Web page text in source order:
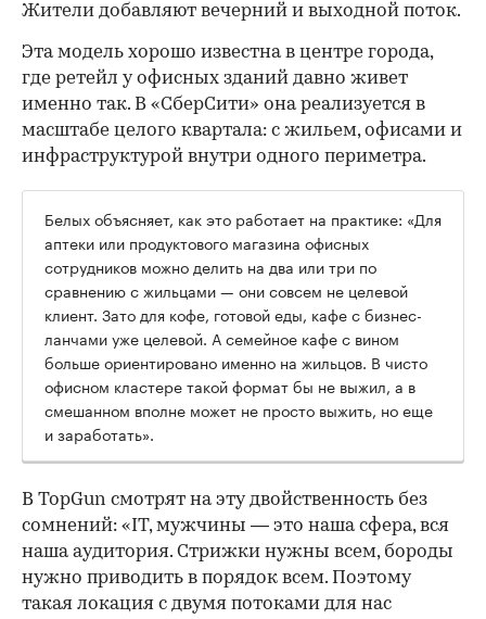
Жители добавляют вечерний и выходной поток.
Эта модель хорошо известна в центре города,
где ретейл у офисных зданий давно живет
именно так. В «СберСити» она реализуется в
масштабе целого квартала: с жильем, офисами и
инфраструктурой внутри одного периметра.
Белых объясняет, как это работает на практике: «Для
аптеки или продуктового магазина офисных
сотрудников можно делить на два или три по
сравнению с жильцами — они совсем не целевой
клиент. Зато для кофе, готовой еды, кафе с бизнес-
ланчами уже целевой. А семейное кафе с вином
больше ориентировано именно на жильцов. В чисто
офисном кластере такой формат бы не выжил, а в
смешанном вполне может не просто выжить, но еще
и заработать».
В TopGun смотрят на эту двойственность без
сомнений: «IT, мужчины — это наша сфера, вся
наша аудитория. Стрижки нужны всем, бороды
нужно приводить в порядок всем. Поэтому
такая локация с двумя потоками для нас